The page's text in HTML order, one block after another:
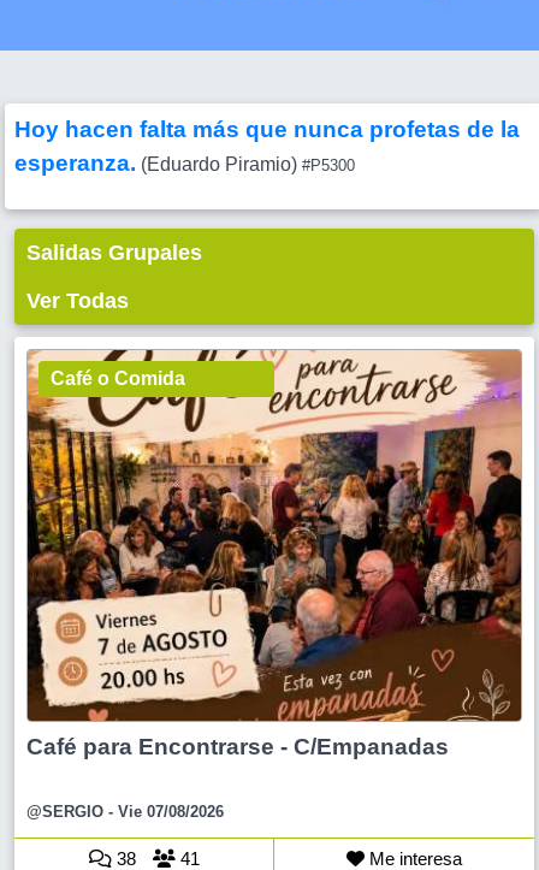
Hoy hacen falta más que nunca profetas de la
esperanza. (Eduardo Piramio) #P5300
Salidas Grupales
Ver Todas
Café o Comida
Café para Encontrarse - C/Empanadas
@SERGIO - Vie 07/08/2026
38 41 Me interesa